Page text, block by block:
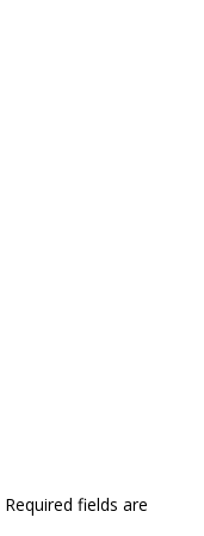
Required fields are